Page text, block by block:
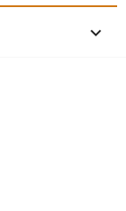
keyboard_arrow_down